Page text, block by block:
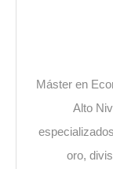
Máster en
Alto
oro,